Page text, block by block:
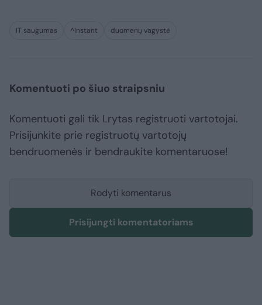
IT saugumas ^Instant duomenų vagystė
Komentuoti po šiuo straipsniu
Komentuoti gali tik Lrytas registruoti vartotojai.
Prisijunkite prie registruotų vartotojų
bendruomenės ir bendraukite komentaruose!
Rodyti komentarus
Prisijungti komentatoriams